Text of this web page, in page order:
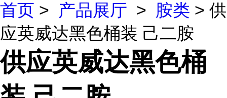
首页 > 产品展厅 > 胺类 > 供
应英威达黑色桶装 己二胺
供应英威达黑色桶